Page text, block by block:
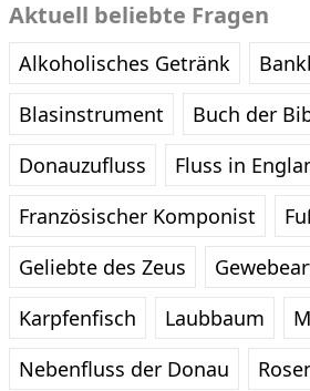
Aktuell beliebte Fragen
Alkoholisches Getränk
Blasinstrument
Buch der
Donauzufluss
Fluss in
Französischer Komponist
Geliebte des Zeus
Karpfenfisch
Laubbaum
Nebenfluss der Donau